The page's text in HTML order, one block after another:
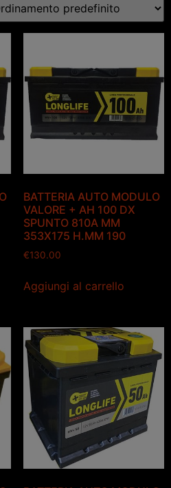
BATTERIA AUTO MODULO
VALORE + AH 100 DX
SPUNTO 810A MM
353X175 H.MM 190
€130.00
Aggiungi al carrello